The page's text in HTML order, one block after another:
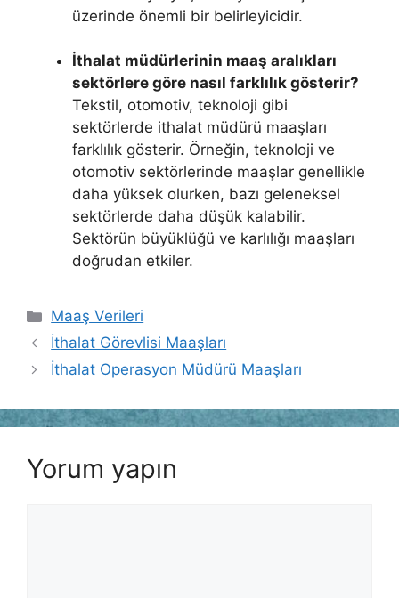
üzerinde önemli bir belirleyicidir.
İthalat müdürlerinin maaş aralıkları
sektörlere göre nasıl farklılık gösterir?
Tekstil, otomotiv, teknoloji gibi
sektörlerde ithalat müdürü maaşları
farklılık gösterir. Örneğin, teknoloji ve
otomotiv sektörlerinde maaşlar genellikle
daha yüksek olurken, bazı geleneksel
sektörlerde daha düşük kalabilir.
Sektörün büyüklüğü ve karlılığı maaşları
doğrudan etkiler.
Kategoriler
Maaş Verileri
İthalat Görevlisi Maaşları
İthalat Operasyon Müdürü Maaşları
Yorum yapın